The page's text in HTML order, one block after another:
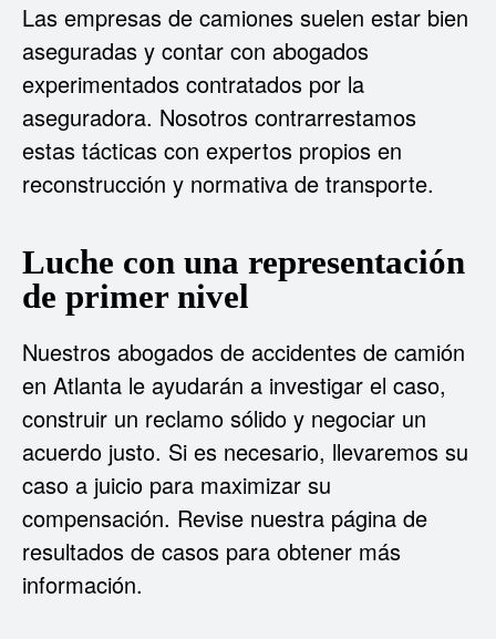
Las empresas de camiones suelen estar bien
aseguradas y contar con abogados
experimentados contratados por la
aseguradora. Nosotros contrarrestamos
estas tácticas con expertos propios en
reconstrucción y normativa de transporte.
Luche con una representación
de primer nivel
Nuestros abogados de accidentes de camión
en Atlanta le ayudarán a investigar el caso,
construir un reclamo sólido y negociar un
acuerdo justo. Si es necesario, llevaremos su
caso a juicio para maximizar su
compensación. Revise nuestra página de
resultados de casos para obtener más
información.